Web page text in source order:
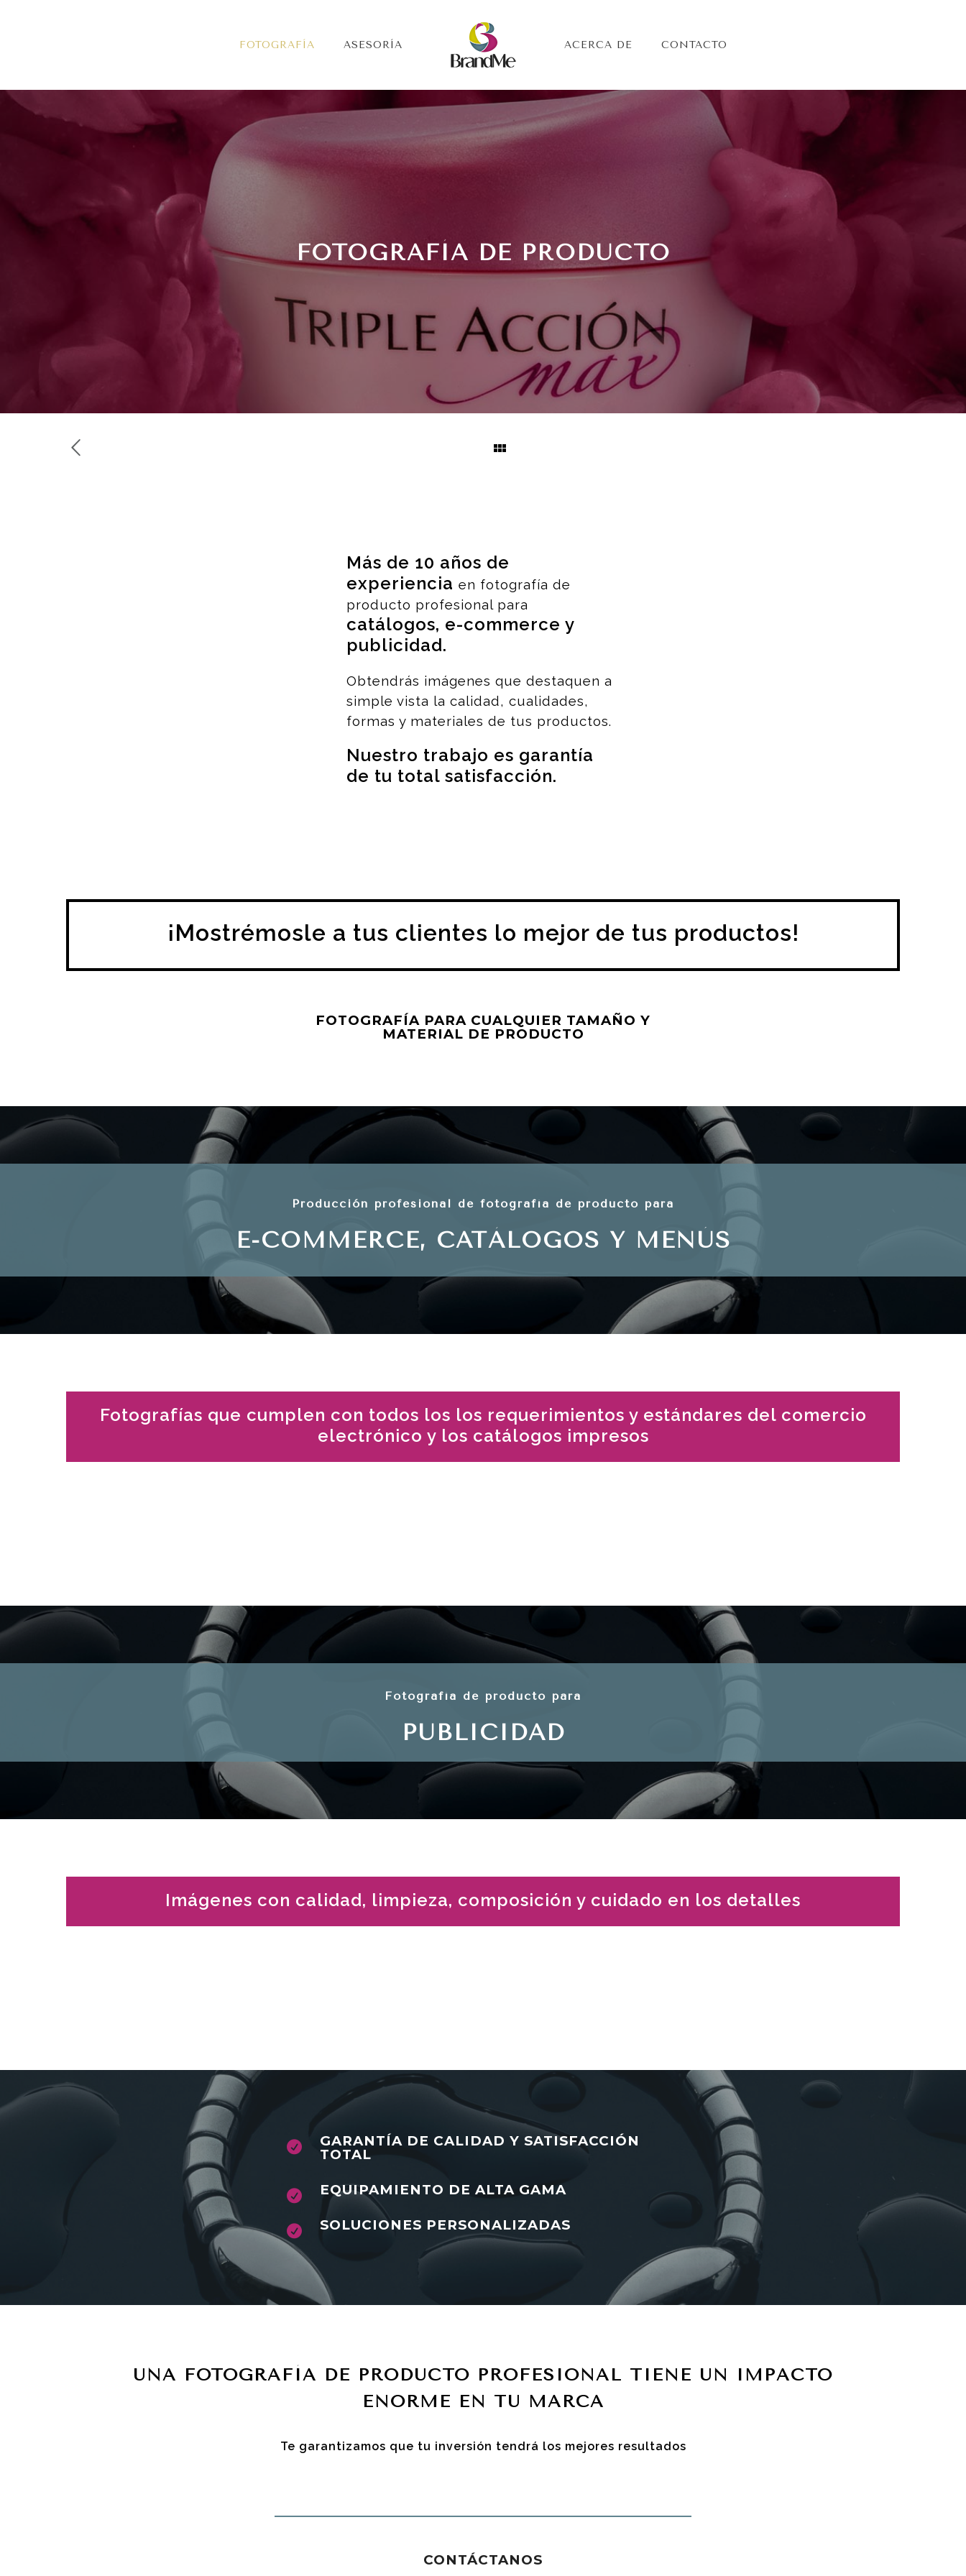
FOTOGRAFÍA ASESORÍA ACERCA DE CONTACTO
FOTOGRAFÍA DE PRODUCTO
Más de 10 años de
experiencia en fotografía de
producto profesional para
catálogos, e-commerce y
publicidad.
Obtendrás imágenes que destaquen a
simple vista la calidad, cualidades,
formas y materiales de tus productos.
Nuestro trabajo es garantía
de tu total satisfacción.
¡Mostrémosle a tus clientes lo mejor de tus productos!
FOTOGRAFÍA PARA CUALQUIER TAMAÑO Y
MATERIAL DE PRODUCTO
Producción profesional de fotografía de producto para
E-COMMERCE, CATÁLOGOS Y MENÚS
Fotografías que cumplen con todos los los requerimientos y estándares del comercio
electrónico y los catálogos impresos
Fotografía de producto para
PUBLICIDAD
Imágenes con calidad, limpieza, composición y cuidado en los detalles
GARANTÍA DE CALIDAD Y SATISFACCIÓN
TOTAL
EQUIPAMIENTO DE ALTA GAMA
SOLUCIONES PERSONALIZADAS
UNA FOTOGRAFÍA DE PRODUCTO PROFESIONAL TIENE UN IMPACTO
ENORME EN TU MARCA
Te garantizamos que tu inversión tendrá los mejores resultados
CONTÁCTANOS